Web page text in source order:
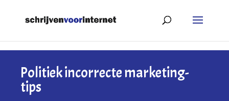
Politiek incorrecte marketing-
tips